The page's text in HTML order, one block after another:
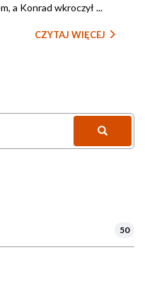
a Konrad wkroczył ...
CZYTAJ WIĘCEJ
50